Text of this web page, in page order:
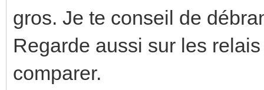
gros. Je te conseil de
Regarde aussi sur les
comparer.